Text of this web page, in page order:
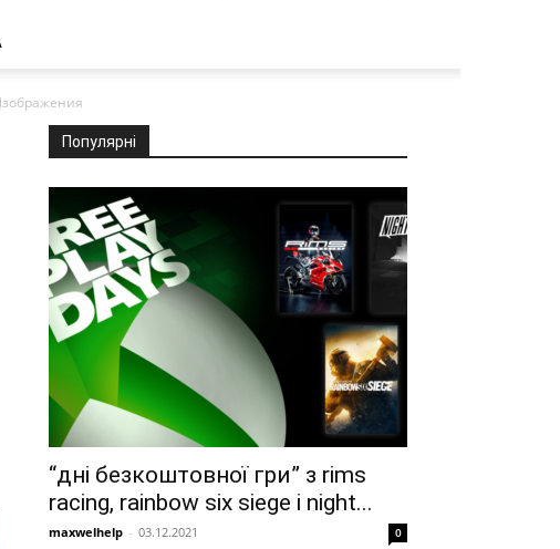
Популярні
“дні безкоштовної гри” з rims
racing, rainbow six siege і night...
maxwelhelp - 03.12.2021 0